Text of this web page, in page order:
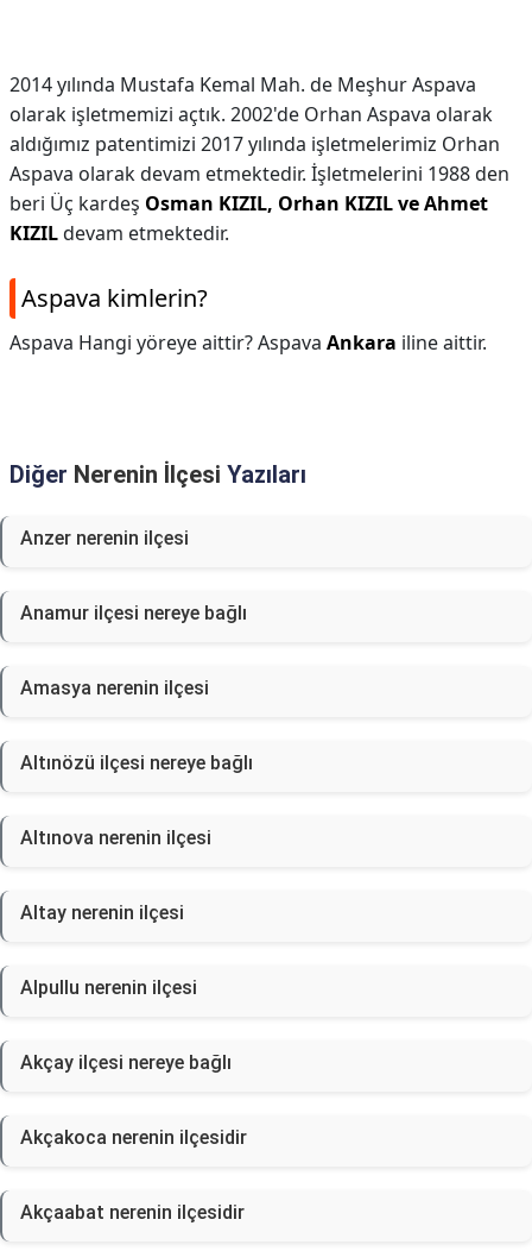
2014 yılında Mustafa Kemal Mah. de Meşhur Aspava
olarak işletmemizi açtık. 2002'de Orhan Aspava olarak
aldığımız patentimizi 2017 yılında işletmelerimiz Orhan
Aspava olarak devam etmektedir. İşletmelerini 1988 den
beri Üç kardeş Osman KIZIL, Orhan KIZIL ve Ahmet
KIZILdevam etmektedir.
Aspava kimlerin?
Aspava Hangi yöreye aittir? Aspava Ankara iline aittir.
Diğer Nerenin İlçesi Yazıları
Anzer nerenin ilçesi
Anamur ilçesi nereye bağlı
Amasya nerenin ilçesi
Altınözü ilçesi nereye bağlı
Altınova nerenin ilçesi
Altay nerenin ilçesi
Alpullu nerenin ilçesi
Akçay ilçesi nereye bağlı
Akçakoca nerenin ilçesidir
Akçaabat nerenin ilçesidir